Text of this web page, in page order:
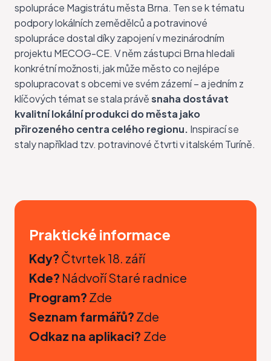
spolupráce Magistrátu města Brna. Ten se k tématu
podpory lokálních zemědělců a potravinové
spolupráce dostal díky zapojení v mezinárodním
projektu MECOG-CE. V něm zástupci Brna hledali
konkrétní možnosti, jak může město co nejlépe
spolupracovat s obcemi ve svém zázemí – a jedním z
klíčových témat se stala právěsnaha dostávat
kvalitní lokální produkci do města jako
přirozeného centra celého regionu. Inspirací se
staly například tzv. potravinové čtvrti v italském Turíně.
Praktické informace
Kdy? Čtvrtek 18. září
Kde? Nádvoří Staré radnice
Program? Zde
Seznam farmářů? Zde
Odkaz na aplikaci? Zde